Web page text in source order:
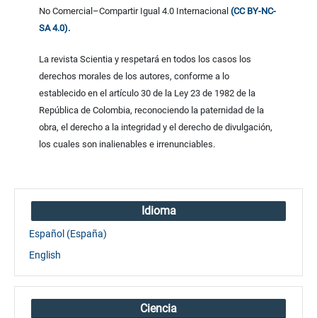
No Comercial–Compartir Igual 4.0 Internacional(CC BY-NC-
SA 4.0).
La revista Scientia y respetará en todos los casos los
derechos morales de los autores, conforme a lo
establecido en el artículo 30 de la Ley 23 de 1982 de la
República de Colombia, reconociendo la paternidad de la
obra, el derecho a la integridad y el derecho de divulgación,
los cuales son inalienables e irrenunciables.
Idioma
Español (España)
English
Ciencia